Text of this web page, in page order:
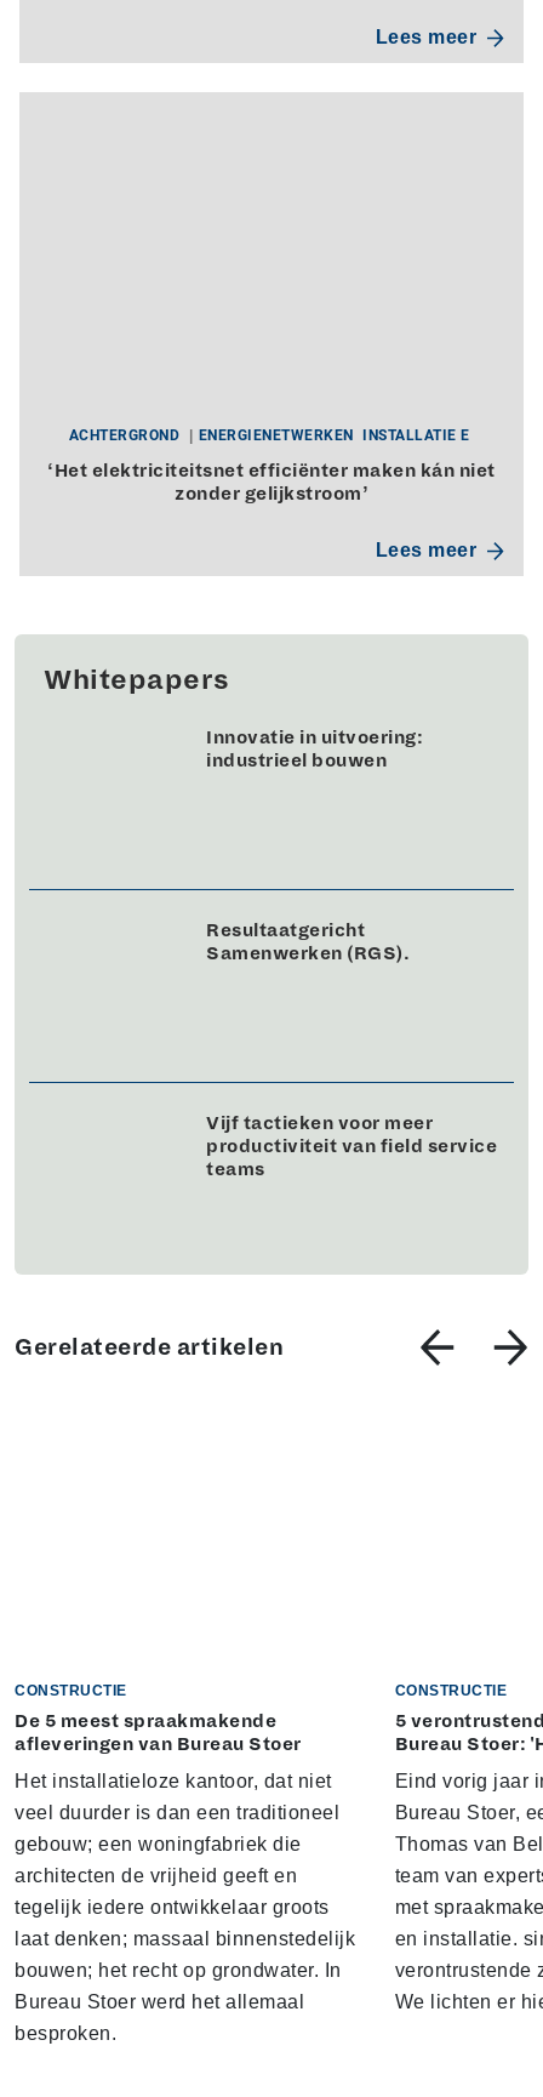
Lees meer
ACHTERGROND ENERGIENETWERKEN INSTALLATIE E
‘Het elektriciteitsnet efficiënter maken kán niet
zonder gelijkstroom’
Lees meer
Whitepapers
Innovatie in uitvoering:
industrieel bouwen
Resultaatgericht
Samenwerken (RGS).
Vijf tactieken voor meer
productiviteit van field service
teams
Gerelateerde artikelen
CONSTRUCTIE
De 5 meest spraakmakende
afleveringen van Bureau Stoer
Het installatieloze kantoor, dat niet
veel duurder is dan een traditioneel
gebouw; een woningfabriek die
architecten de vrijheid geeft en
tegelijk iedere ontwikkelaar groots
laat denken; massaal binnenstedelijk
bouwen; het recht op grondwater. In
Bureau Stoer werd het allemaal
besproken.
CONSTRUCTIE
5
Bureau Stoer:
Eind vorig jaar
Bureau Stoer,
Thomas van
team van
met
en installatie.
verontrustende
We lichten er